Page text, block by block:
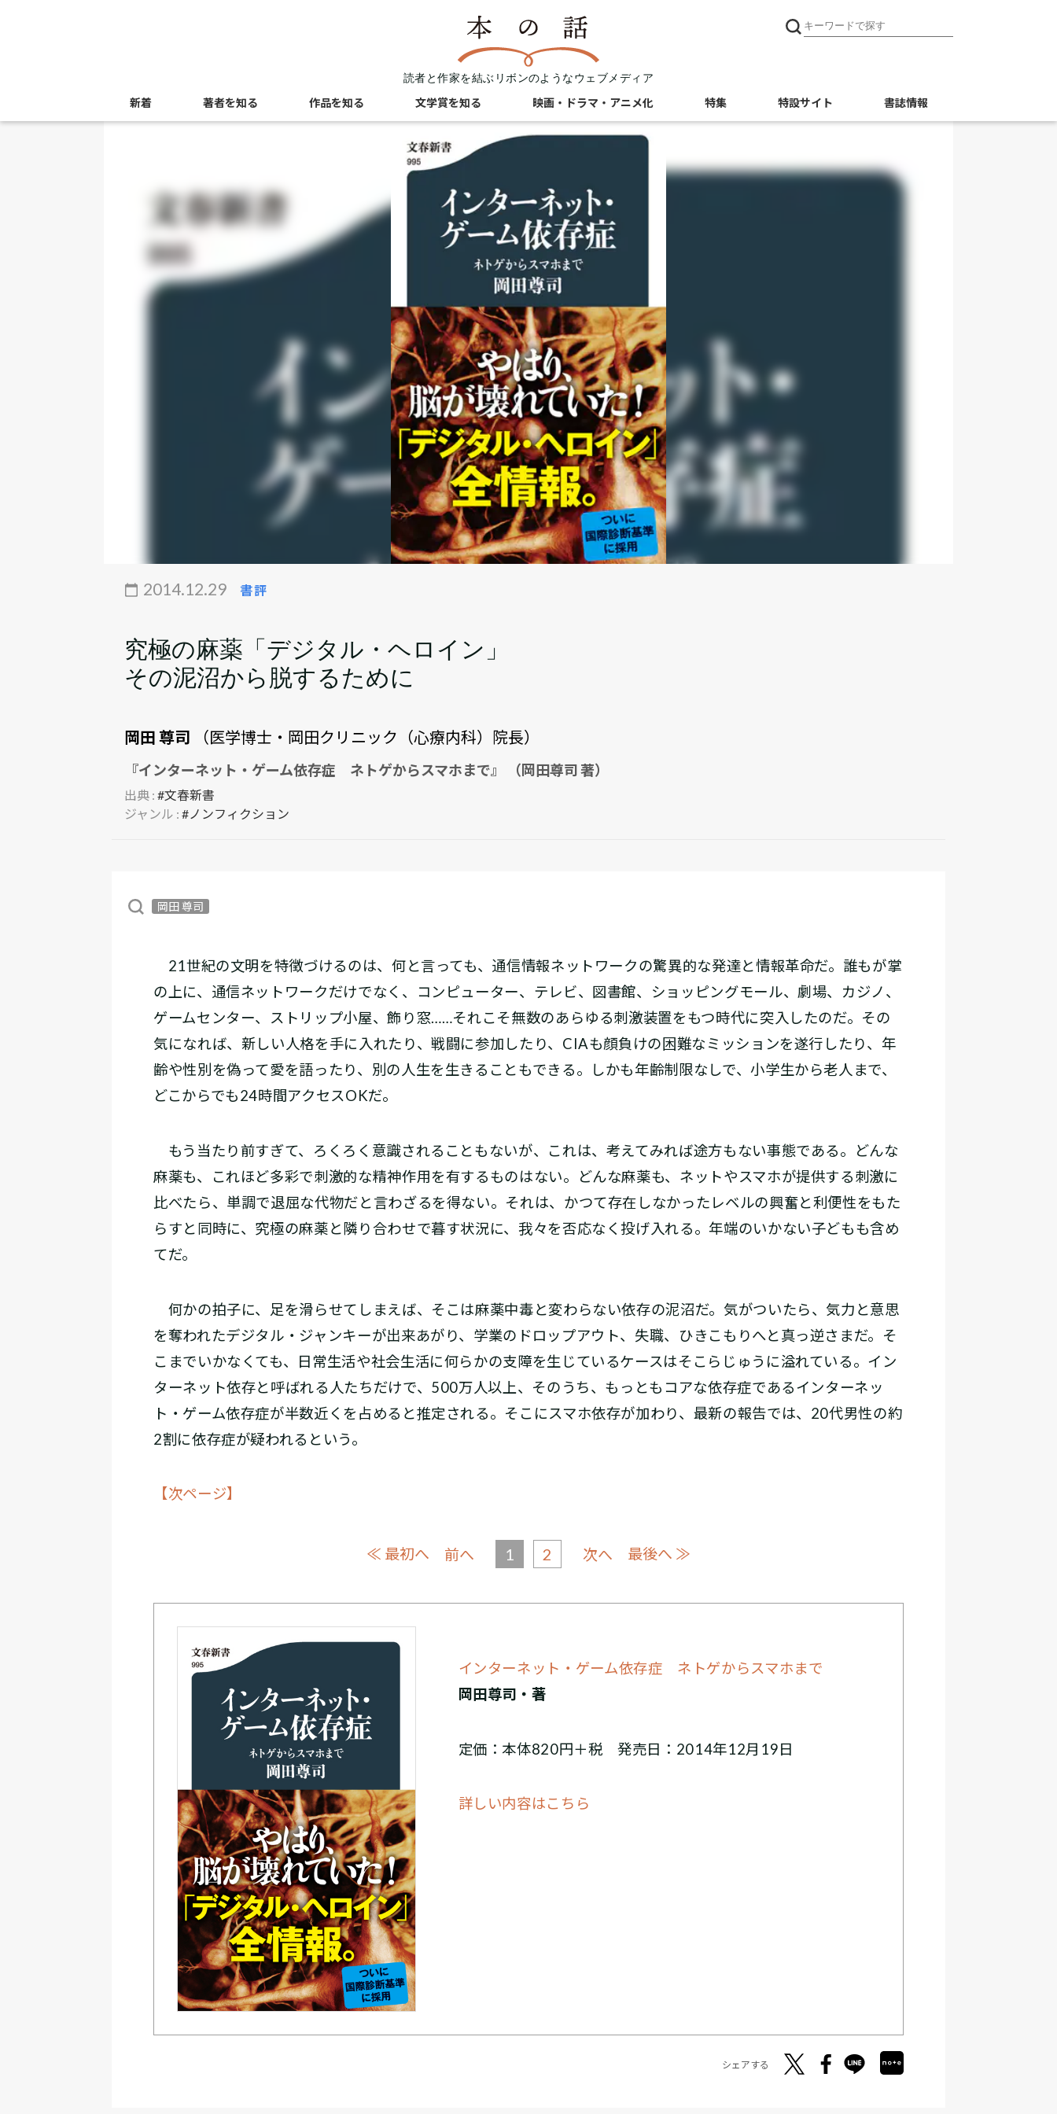
読者と作家を結ぶリボンのようなウェブメディア
新着 著者を知る 作品を知る 文学賞を知る 映画・ドラマ・アニメ化 特集 特設サイト 書誌情報
2014.12.29 書評
究極の麻薬「デジタル・ヘロイン」
その泥沼から脱するために
岡田 尊司 （医学博士・岡田クリニック（心療内科）院長）
『インターネット・ゲーム依存症 ネトゲからスマホまで』 （岡田尊司 著）
出典 : #文春新書
ジャンル : #ノンフィクション
岡田 尊司
21世紀の文明を特徴づけるのは、何と言っても、通信情報ネットワークの驚異的な発達と情報革命だ。誰もが掌
の上に、通信ネットワークだけでなく、コンピューター、テレビ、図書館、ショッピングモール、劇場、カジノ、
ゲームセンター、ストリップ小屋、飾り窓……それこそ無数のあらゆる刺激装置をもつ時代に突入したのだ。その
気になれば、新しい人格を手に入れたり、戦闘に参加したり、CIAも顔負けの困難なミッションを遂行したり、年
齢や性別を偽って愛を語ったり、別の人生を生きることもできる。しかも年齢制限なしで、小学生から老人まで、
どこからでも24時間アクセスOKだ。
もう当たり前すぎて、ろくろく意識されることもないが、これは、考えてみれば途方もない事態である。どんな
麻薬も、これほど多彩で刺激的な精神作用を有するものはない。どんな麻薬も、ネットやスマホが提供する刺激に
比べたら、単調で退屈な代物だと言わざるを得ない。それは、かつて存在しなかったレベルの興奮と利便性をもた
らすと同時に、究極の麻薬と隣り合わせで暮す状況に、我々を否応なく投げ入れる。年端のいかない子どもも含め
てだ。
何かの拍子に、足を滑らせてしまえば、そこは麻薬中毒と変わらない依存の泥沼だ。気がついたら、気力と意思
を奪われたデジタル・ジャンキーが出来あがり、学業のドロップアウト、失職、ひきこもりへと真っ逆さまだ。そ
こまでいかなくても、日常生活や社会生活に何らかの支障を生じているケースはそこらじゅうに溢れている。イン
ターネット依存と呼ばれる人たちだけで、500万人以上、そのうち、もっともコアな依存症であるインターネッ
ト・ゲーム依存症が半数近くを占めると推定される。そこにスマホ依存が加わり、最新の報告では、20代男性の約
2割に依存症が疑われるという。
【次ページ】
≪ 最初へ 前へ 1 2 次へ 最後へ ≫
インターネット・ゲーム依存症 ネトゲからスマホまで
岡田尊司・著
定価：本体820円＋税 発売日：2014年12月19日
詳しい内容はこちら
シェアする